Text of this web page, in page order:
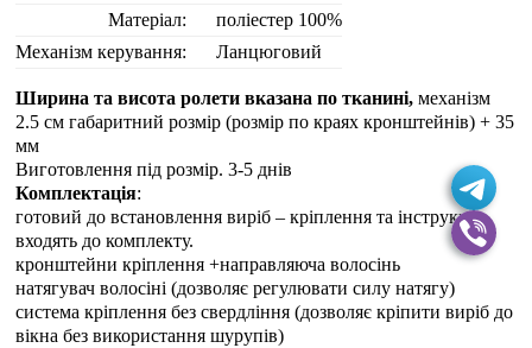
Матеріал:
поліестер 100%
Механізм керування:
Ланцюговий
Ширина та висота ролети вказана по тканині, механізм
2.5 см габаритний розмір (розмір по краях кронштейнів) + 35
мм
Виготовлення під розмір. 3-5 днiв
Комплектація:
готовий до встановлення виріб – кріплення та інструкція
входять до комплекту.
кронштейни кріплення +направляюча волосінь
натягувач волосіні (дозволяє регулювати силу натягу)
система кріплення без свердління (дозволяє кріпити виріб до
вікна без використання шурупів)